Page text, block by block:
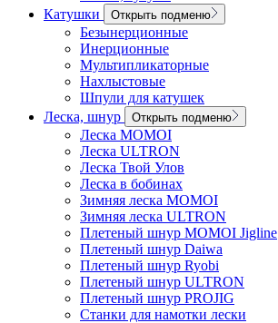
Катушки
Открыть подменю
Безынерционные
Инерционные
Мультипликаторные
Нахлыстовые
Шпули для катушек
Леска, шнур
Открыть подменю
Леска MOMOI
Леска ULTRON
Леска Твой Улов
Леска в бобинах
Зимняя леска MOMOI
Зимняя леска ULTRON
Плетеный шнур MOMOI Jigline
Плетеный шнур Daiwa
Плетеный шнур Ryobi
Плетеный шнур ULTRON
Плетеный шнур PROJIG
Станки для намотки лески